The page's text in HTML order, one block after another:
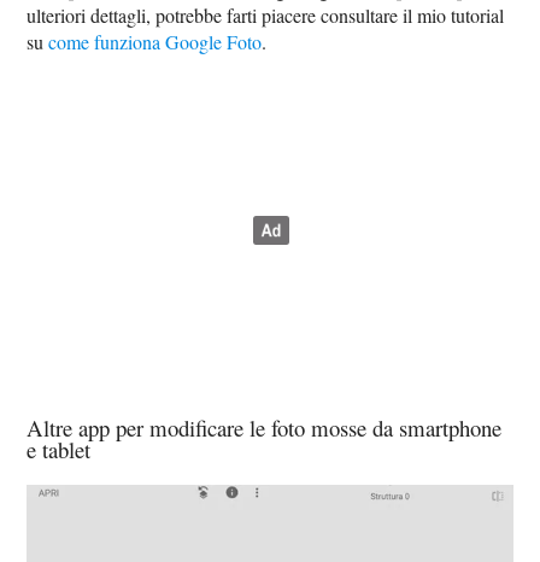
ulteriori dettagli, potrebbe farti piacere consultare il mio tutorial
sucome funziona Google Foto.
Altre app per modificare le foto mosse da smartphone
e tablet